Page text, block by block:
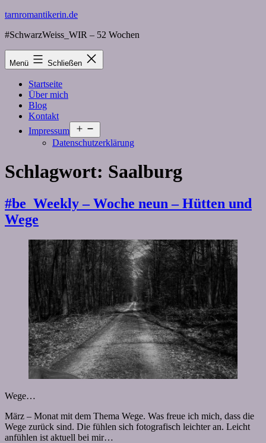
Zum
springen
tarnromantikerin.de
#SchwarzWeiss_WIR – 52 Wochen
Menü Schließen
Startseite
Über mich
Blog
Kontakt
Impressum
öffnen
Datenschutzerklärung
Schlagwort: Saalburg
#be_Weekly – Woche neun – Hütten und
Wege
Wege…
März – Monat mit dem Thema Wege. Was freue ich mich, dass die
Wege zurück sind. Die fühlen sich fotografisch leichter an. Leicht
anfühlen ist aktuell bei mir…